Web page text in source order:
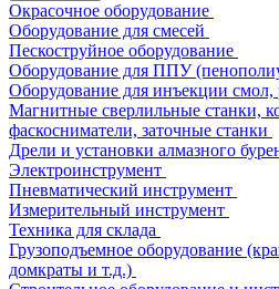
Окрасочное оборудование
Оборудование для смесей
Пескоструйное оборудование
Оборудование для ППУ
Оборудование для инъекции смол,
Магнитные сверлильные станки,
фаскосниматели, заточные станки
Дрели и установки алмазного
Электроинструмент
Пневматический инструмент
Измерительный инструмент
Техника для склада
Грузоподъемное оборудование
домкраты и т.д.)